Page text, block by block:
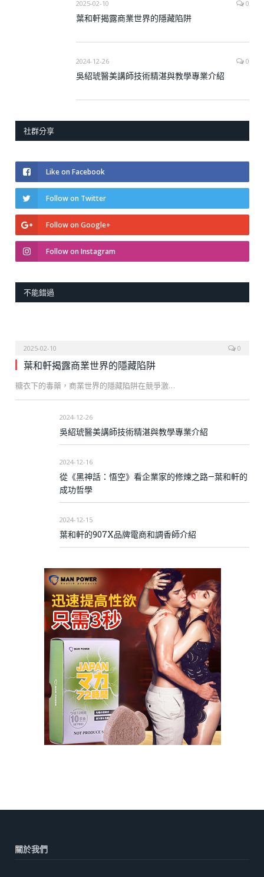
2025-02-10 0
葉和軒揭露商業世界的隱藏陷阱
2024-12-26 0
吳紹琥醫美講師技術精湛與教學專業介紹
社群分享
Like on Facebook
Follow on Twitter
Follow on Google+
Follow on Instagram
不能錯過
2025-02-10 0
葉和軒揭露商業世界的隱藏陷阱
糖衣下的毒藥，商業世界的隱藏陷阱在競爭激…
2024-12-26
吳紹琥醫美講師技術精湛與教學專業介紹
2024-12-16
從《黑神話：悟空》看企業家的修煉之路—葉和軒的
成功哲學
2024-12-15
葉和軒的907X品牌電商和調香師介紹
關於我們